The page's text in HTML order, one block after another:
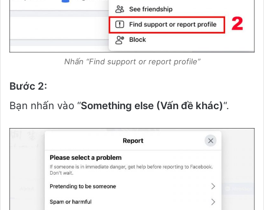
Nhấn “Find support or report profile”
Bước 2:
Bạn nhấn vào “Something else (Vấn đề khác)“.